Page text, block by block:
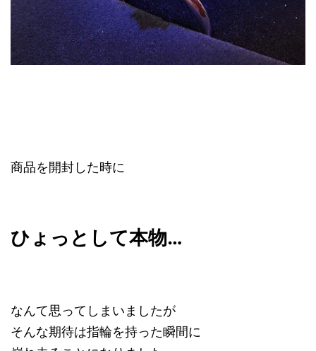
商品を開封した時に
ひょっとして本物…
なんて思ってしまいましたが
そんな期待は指輪を持った瞬間に